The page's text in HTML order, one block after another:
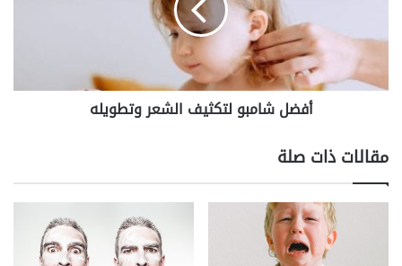
أفضل شامبو لتكثيف الشعر وتطويله
مقالات ذات صلة